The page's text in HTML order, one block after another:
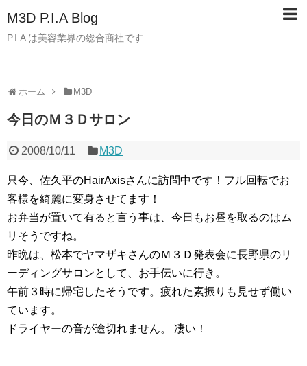
M3D P.I.A Blog
P.I.A は美容業界の総合商社です
ホーム M3D
今日のＭ３Ｄサロン
2008/10/11 M3D
只今、佐久平のHairAxisさんに訪問中です！フル回転でお
客様を綺麗に変身させてます！
お弁当が置いて有ると言う事は、今日もお昼を取るのはム
リそうですね。
昨晩は、松本でヤマザキさんのＭ３Ｄ発表会に長野県のリ
ーディングサロンとして、お手伝いに行き。
午前３時に帰宅したそうです。疲れた素振りも見せず働い
ています。
ドライヤーの音が途切れません。 凄い！